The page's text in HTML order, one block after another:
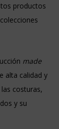
productos
made
alta calidad y
costuras,
y su